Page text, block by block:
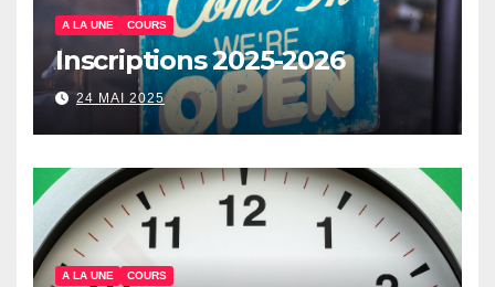
A LA UNE COURS
Inscriptions 2025-2026
24 MAI 2025
A LA UNE COURS